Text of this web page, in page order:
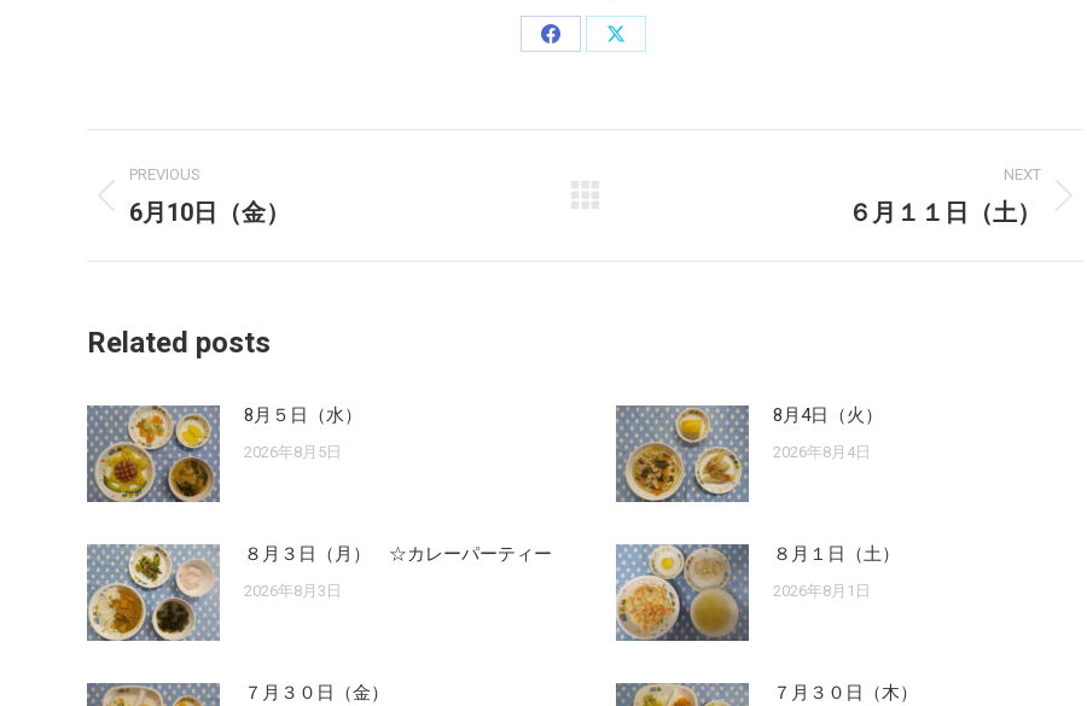
Share
Share
navigation
PREVIOUS
Previous
6月10日（金）
NEXT
６月１１日（土）
Related posts
8月５日（水）
2026年8月5日
8月4日（火）
2026年8月4日
８月３日（月） ☆カレーパーティー
2026年8月3日
８月１日（土）
2026年8月1日
７月３０日（金） ７月３０日（木）